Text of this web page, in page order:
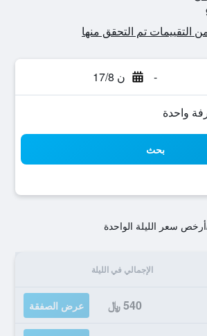
- ن 17/8
بحث
أرخص سعر الليلة الواحدة
الإجمالي في الليلة
540 ﷼ عرض الصفقة